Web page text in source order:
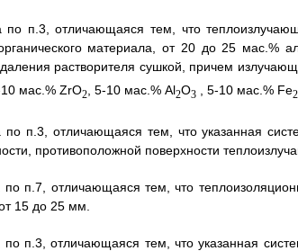
по п.3, отличающаяся тем, что
материала, от 20 до 25 мас.%
растворителя сушкой, причем
мас.% ZrO2, 5-10 мас.% Аl2О3, 5-10 мас.% Fe2
п.3, отличающаяся тем, что указанная
противоположной поверхности
п.7, отличающаяся тем, что
15 до 25 мм.
п.3, отличающаяся тем, что указанная